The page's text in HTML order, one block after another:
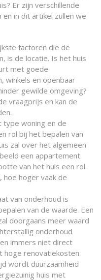
Er zijn verschillende
in dit artikel zullen we
factoren die de
is de locatie. Is het huis
met goede
winkels en openbaar
gewilde omgeving?
vraagprijs en kan de
woning en de
rol bij het bepalen van
zal over het algemeen
een appartement.
van het huis een rol.
hoger vaak de
van onderhoud is
van de waarde. Een
doorgaans meer waard
onderhoud
immers niet direct
hoge renovatiekosten.
wordt duurzaamheid
huis met